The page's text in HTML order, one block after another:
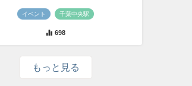
イベント 千葉中央駅
698
もっと見る